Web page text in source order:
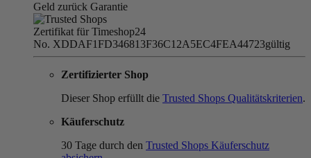
Geld zurück Garantie
Zertifikat für Timeshop24
No. XDDAF1FD346813F36C12A5EC4FEA44723gültig
Zertifizierter Shop
Dieser Shop erfüllt die Trusted Shops Qualitätskriterien.
Käuferschutz
30 Tage durch den Trusted Shops Käuferschutz